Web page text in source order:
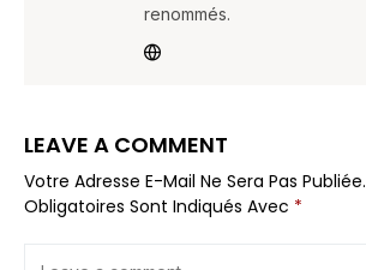
renommés.
LEAVE A COMMENT
Votre Adresse E-Mail Ne Sera Pas Publiée.
Obligatoires Sont Indiqués Avec *